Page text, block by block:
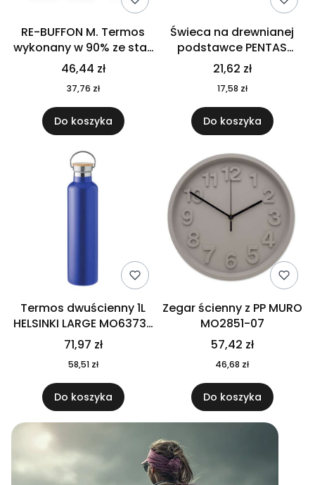
RE-BUFFON M. Termos
wykonany w 90% ze stali
nierdzewnej
pochodzącej z
recyklingu 520 ml 94294
46,44 zł
37,76 zł
Do koszyka
Świeca na drewnianej
podstawce PENTAS
MO6282-40
21,62 zł
17,58 zł
Do koszyka
Termos dwuścienny 1L
HELSINKI LARGE MO6373-
04
71,97 zł
58,51 zł
Do koszyka
Zegar ścienny z PP MURO
MO2851-07
57,42 zł
46,68 zł
Do koszyka